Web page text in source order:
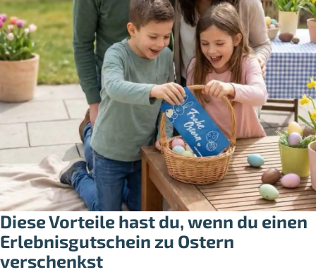
Diese Vorteile hast du, wenn du einen
Erlebnisgutschein zu Ostern
verschenkst